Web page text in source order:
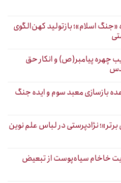
«جنگ اسلام»؛ بازتولید کهن‌الگوی
چهره پیامبر(ص) و انکار حق
بازسازی معبد سوم و ایده جنگ
برتر»؛ نژادپرستی در لباس علم نوین
خاخام سیاه‌پوست از تبعیض